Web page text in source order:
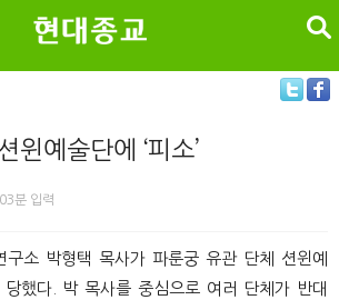
검색
윈예술단에 ‘피소’
분 입력
구소 박형택 목사가 파룬궁 유관 단체 션윈예
했다. 박 목사를 중심으로 여러 단체가 반대